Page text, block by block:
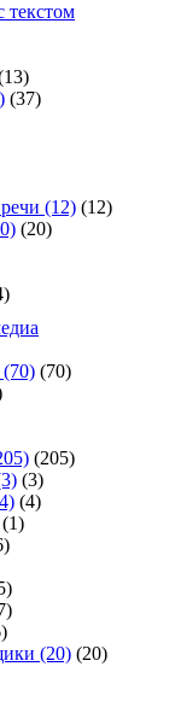
(37)
(12) (12)
(20)
(70) (70)
(205)
(3)
(4)
(1)
(20) (20)